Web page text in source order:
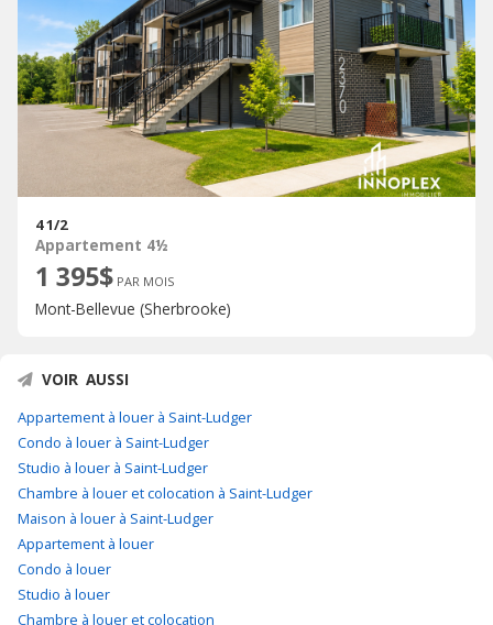
4 1/2
Appartement 4½
1 395$ PAR MOIS
Mont-Bellevue (Sherbrooke)
VOIR AUSSI
Appartement à louer à Saint-Ludger
Condo à louer à Saint-Ludger
Studio à louer à Saint-Ludger
Chambre à louer et colocation à Saint-Ludger
Maison à louer à Saint-Ludger
Appartement à louer
Condo à louer
Studio à louer
Chambre à louer et colocation